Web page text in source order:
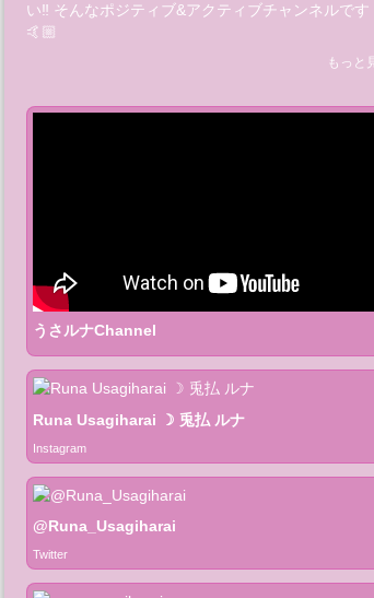
い‼︎ そんなポジティブ&アクティブチャンネルです
🤙🏼
もっと
うさルナChannel
Runa Usagiharai ☽ 兎払 ルナ
Instagram
@Runa_Usagiharai
Twitter